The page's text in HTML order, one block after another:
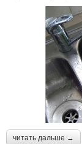
читать дальше →